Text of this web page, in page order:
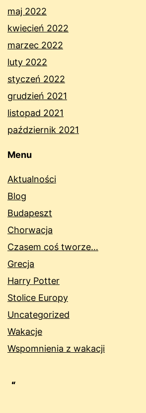
maj 2022
kwiecień 2022
marzec 2022
luty 2022
styczeń 2022
grudzień 2021
listopad 2021
październik 2021
Menu
Aktualności
Blog
Budapeszt
Chorwacja
Czasem coś tworze…
Grecja
Harry Potter
Stolice Europy
Uncategorized
Wakacje
Wspomnienia z wakacji